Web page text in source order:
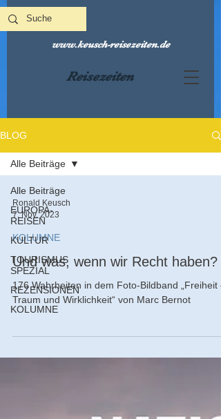
Reisezeiten
www.keusch-reisezeiten.de
BLOG
Alle Beiträge
EUROPA-
REISEN
KULTUR
TOURISMUS
SPEZIAL
REZENSIONEN
KOLUMNE
Alle Beiträge
Ronald Keusch
7. Nov. 2023
KOLUMNE
Und was, wenn wir Recht haben?
176 Wahrheiten in dem Foto-Bildband „Freiheit –
Traum und Wirklichkeit“ von Marc Bernot